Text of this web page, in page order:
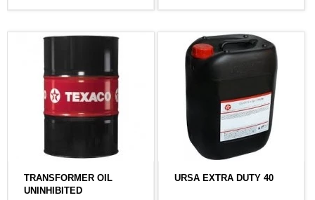
TRANSFORMER OIL
UNINHIBITED
URSA EXTRA DUTY 40